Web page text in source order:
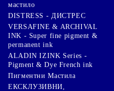
мастило
DISTRESS - ДИСТРЕС
VERSAFINE & ARCHIVAL
INK - Super fine pigment &
permanent ink
ALADIN IZINK Series -
Pigment & Dye French ink
Пигментни Мастила
ЕКСКЛУЗИВНИ,